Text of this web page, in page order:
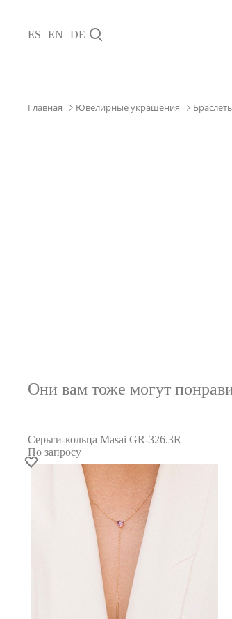
ES EN DE
Главная Ювелирные украшения
Они вам тоже могут
Серьги-кольца Masai GR-326.3R
По запросу